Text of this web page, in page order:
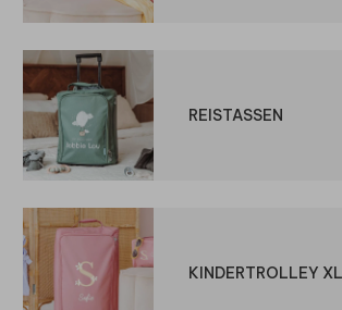
REISTASSEN
KINDERTROLLEY XL